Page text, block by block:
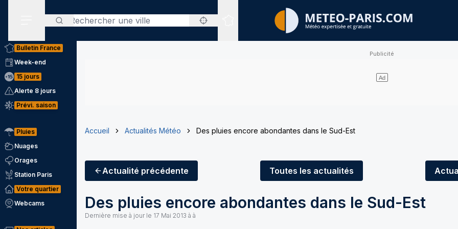
Rechercher
Sites expertisés
Bulletin France
Week-end
15 jours
Alerte 8 jours
Prévi. saison
Pluies
Nuages
Orages
Station Paris
Votre quartier
Webcams
Accueil Actualités Météo Des pluies encore abondantes dans le Sud-Est
Actualité précédente Toutes les actualités
Des pluies encore abondantes dans le Sud-Est
Dernière mise à jour le 17 Mai 2013 à à